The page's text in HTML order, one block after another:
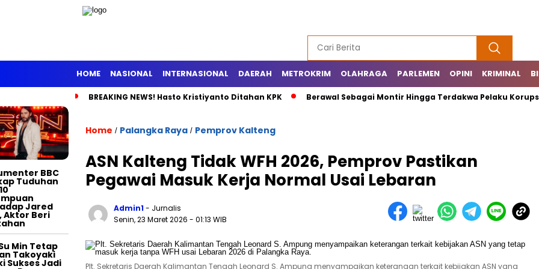
HOME NASIONAL INTERNASIONAL DAERAH METROKRIM OLAHRAGA PARLEMEN OPINI KRIMINAL
BREAKING NEWS! Hasto Kristiyanto Ditahan KPK Berawal Sebagai Montir Hingga Terdakwa Pelaku
BBC
Tuduhan
Jared
Aktor Beri
Min Tetap
Takoyaki
Sukses Jadi
Home / Palangka Raya / Pemprov Kalteng
ASN Kalteng Tidak WFH 2026, Pemprov Pastikan
Pegawai Masuk Kerja Normal Usai Lebaran
Admin1- Jurnalis
Senin, 23 Maret 2026 - 01:13 WIB
Plt. Sekretaris Daerah Kalimantan Tengah Leonard S. Ampung menyampaikan keterangan terkait kebijakan ASN yang